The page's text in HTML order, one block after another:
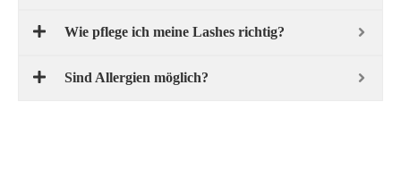
Wie pflege ich meine Lashes richtig?
Sind Allergien möglich?